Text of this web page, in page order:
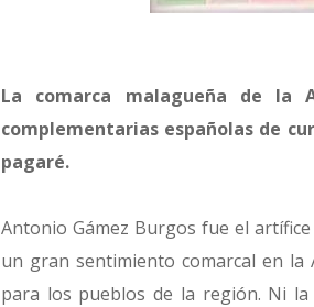
La comarca malagueña de la
complementarias españolas de
pagaré.
Antonio Gámez Burgos fue el
un gran sentimiento comarcal en la
para los pueblos de la región. Ni